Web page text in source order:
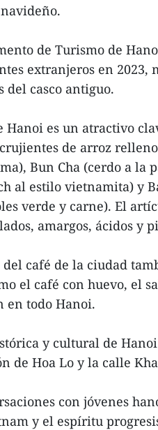
de Turismo de
extranjeros en 2023,
del casco antiguo.
Hanoi es un atractivo
de arroz
Bun Cha (cerdo a la
al estilo vietnamita) y
verde y carne). El
amargos, ácidos y
café de la ciudad
el café con huevo, el
en todo Hanoi.
y cultural de
de Hoa Lo y la calle
con jóvenes
y el espíritu